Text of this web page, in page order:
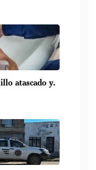
atascado y.